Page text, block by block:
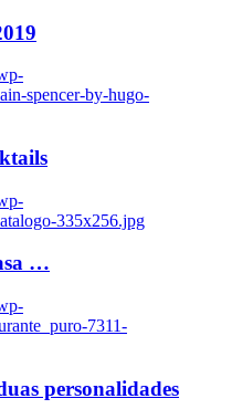
spencer-by-hugo-
335x256.jpg
…
7311-
personalidades